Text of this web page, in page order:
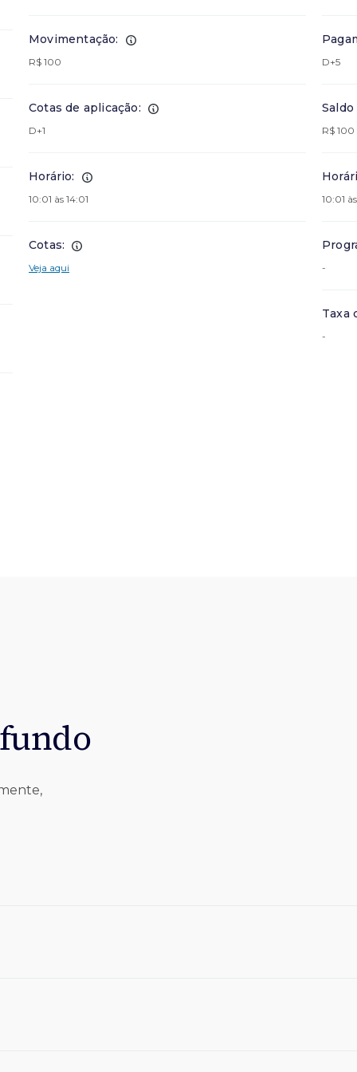
Movimentação:
R$ 100
Cotas de aplicação:
D+1
Horário:
10:01 às 14:01
Cotas:
Veja aqui
D+5
R$ 100
10:01
-
Taxa
-